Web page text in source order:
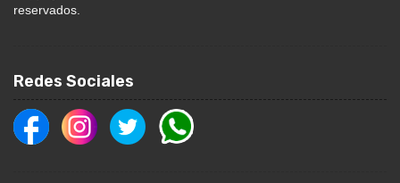
reservados.
Redes Sociales